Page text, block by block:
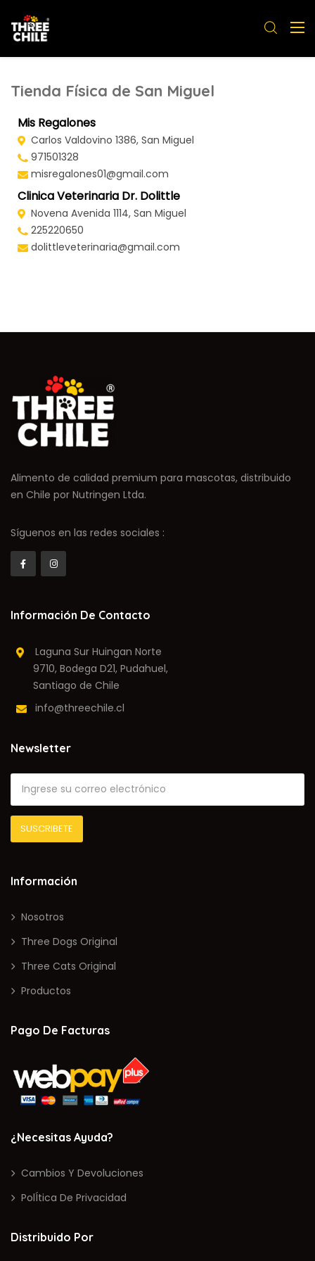
Tienda Física de San Miguel
Mis Regalones
Carlos Valdovino 1386, San Miguel
971501328
misregalones01@gmail.com
Clinica Veterinaria Dr. Dolittle
Novena Avenida 1114, San Miguel
225220650
dolittleveterinaria@gmail.com
Alimento de calidad premium para mascotas, distribuido
en Chile por Nutringen Ltda.
Síguenos en las redes sociales :
Información De Contacto
Laguna Sur Huingan Norte
9710, Bodega D21, Pudahuel,
Santiago de Chile
info@threechile.cl
Newsletter
Información
Nosotros
Three Dogs Original
Three Cats Original
Productos
Pago De Facturas
¿Necesitas Ayuda?
Cambios Y Devoluciones
PolÍtica De Privacidad
Distribuido Por